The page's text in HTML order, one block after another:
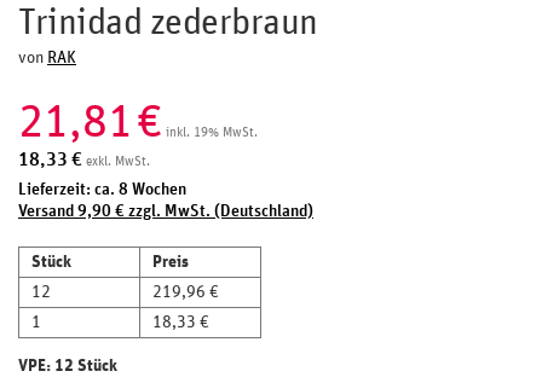
Trinidad zederbraun
von RAK
21,81€ inkl. 19% MwSt.
18,33 € exkl. MwSt.
Lieferzeit: ca. 8 Wochen
Versand 9,90 € zzgl. MwSt. (Deutschland)
Stück
Preis
12
219,96 €
1
18,33 €
VPE: 12 Stück